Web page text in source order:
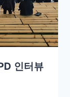
인터뷰